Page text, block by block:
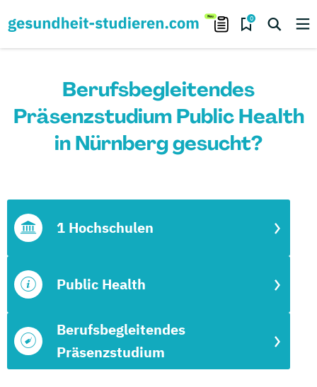
0
Berufsbegleitendes
Präsenzstudium Public Health
in Nürnberg gesucht?
Berufsbegleitendes
Präsenzstudium
Public Health
1 Hochschulen